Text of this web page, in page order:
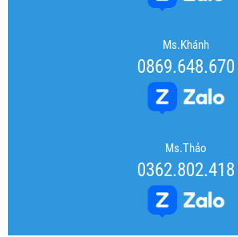
Ms.Khánh
0869.648.670
Ms.Thảo
0362.802.418